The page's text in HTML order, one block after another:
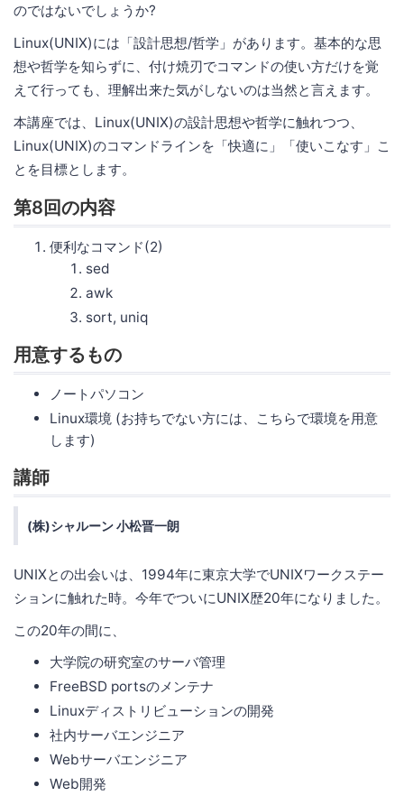
のではないでしょうか?
Linux(UNIX)には「設計思想/哲学」があります。基本的な思
想や哲学を知らずに、付け焼刃でコマンドの使い方だけを覚
えて行っても、理解出来た気がしないのは当然と言えます。
本講座では、Linux(UNIX)の設計思想や哲学に触れつつ、
Linux(UNIX)のコマンドラインを「快適に」「使いこなす」こ
とを目標とします。
第8回の内容
便利なコマンド(2)
sed
awk
sort, uniq
用意するもの
ノートパソコン
Linux環境 (お持ちでない方には、こちらで環境を用意
します)
講師
(株)シャルーン 小松晋一朗
UNIXとの出会いは、1994年に東京大学でUNIXワークステー
ションに触れた時。今年でついにUNIX歴20年になりました。
この20年の間に、
大学院の研究室のサーバ管理
FreeBSD portsのメンテナ
Linuxディストリビューションの開発
社内サーバエンジニア
Webサーバエンジニア
Web開発